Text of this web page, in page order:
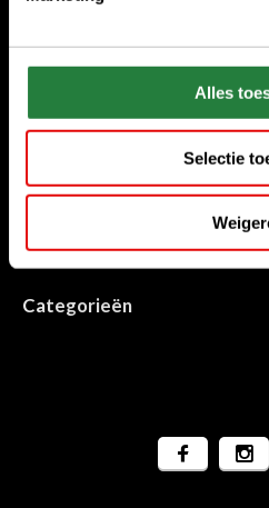
Alles
Selectie
Stuur ons een e-mail
sales@golfdriver.nl
Klantenservice
Informatie
Categorieën